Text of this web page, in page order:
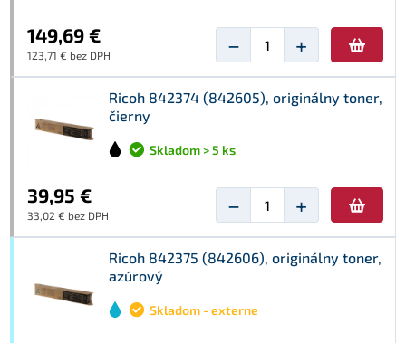
149,69 €
123,71 € bez DPH − +
Ricoh 842374 (842605), originálny toner,
čierny
Skladom > 5 ks
39,95 €
33,02 € bez DPH − +
Ricoh 842375 (842606), originálny toner,
azúrový
Skladom - externe